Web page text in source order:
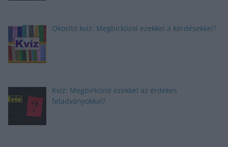
Okosító kvíz: Megbirkózol ezekkel a kérdésekkel?
Kvíz: Megbirkózol ezekkel az érdekes
feladványokkal?